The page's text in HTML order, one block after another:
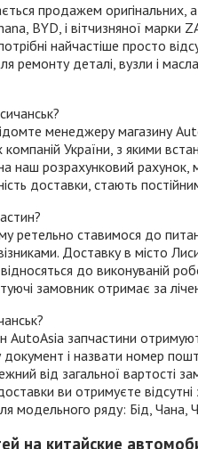
продажем оригінальних,
BYD, і вітчизняної марки
найчастіше просто
ремонту деталі, вузли і
менеджеру магазину
України, з якими
наш розрахунковий рахунок,
доставки, стають
ретельно ставимося до
Доставку в місто
до виконуваній
замовник отримає за
AutoAsia запчастини
і назвати номер
від загальної вартості
ви отримуєте
модельного ряду: Бід, Чана,
на китайские